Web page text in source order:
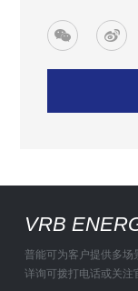
VRB
普能可为客户提供多场
详询可拨打电话或关注